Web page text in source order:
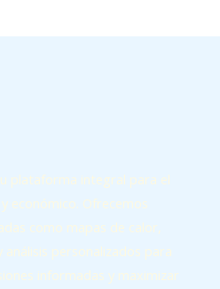
plataforma integral para el
económico. Ofrecemos
como mapas de calor,
personalizados para
informadas y maximizar